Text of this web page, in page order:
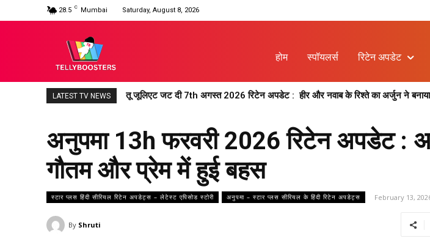
28.5 C Mumbai Saturday, August 8, 2026
होम स्पॉयलर्स रिटेन अपडेट
LATEST TV NEWS तू जूलिएट जट दी 7th अगस्त 2026 रिटेन अपडेट : हीर और नवाब के रिश्ते का अर्जुन ने
अनुपमा 13h फरवरी 2026 रिटेन अपडेट :
गौतम और प्रेम में हुई बहस
स्टार प्लस हिंदी सीरियल रिटेन अपडेट्स – लेटेस्ट एपिसोड स्टोरी अनुपमा – स्टार प्लस सीरियल के हिंदी रिटेन अपडेट्स February 13,
By Shruti